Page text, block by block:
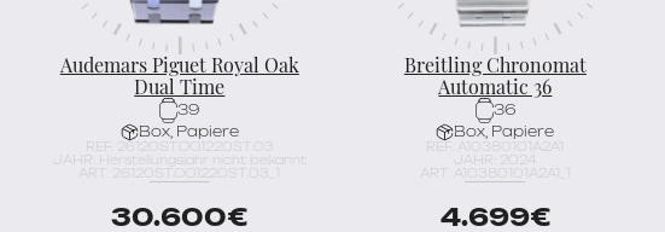
Audemars Piguet Royal Oak
Dual Time
39
Box, Papiere
REF. 26120ST.OO.1220ST.03
JAHR: Herstellungsjahr nicht bekannt
ART. 26120ST.OO.1220ST.03_1
30.600€
Breitling Chronomat
Automatic 36
36
Box, Papiere
REF. A10380101A2A1
JAHR: 2024
ART. A10380101A2A1_1
4.699€